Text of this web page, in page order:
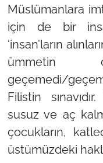
Müslümanlara
için de bir
‘insan’ların
ümmetin
geçemedi/
Filistin
susuz ve aç
çocukların,
üstümüzdeki